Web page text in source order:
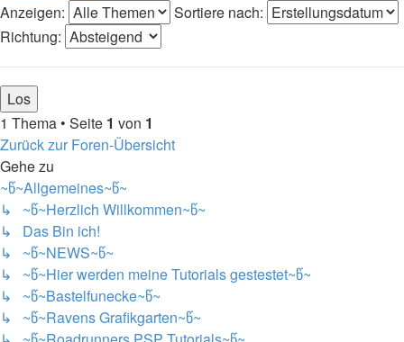
Anzeigen:
Sortiere nach:
Richtung:
1 Thema • Seite 1 von 1
Zurück zur Foren-Übersicht
Gehe zu
~წ~Allgemeines~წ~
↳ ~წ~Herzlich Willkommen~წ~
↳ Das Bin ich!
↳ ~წ~NEWS~წ~
↳ ~წ~Hier werden meine Tutorials gestestet~წ~
↳ ~წ~Bastelfunecke~წ~
↳ ~წ~Ravens Grafikgarten~წ~